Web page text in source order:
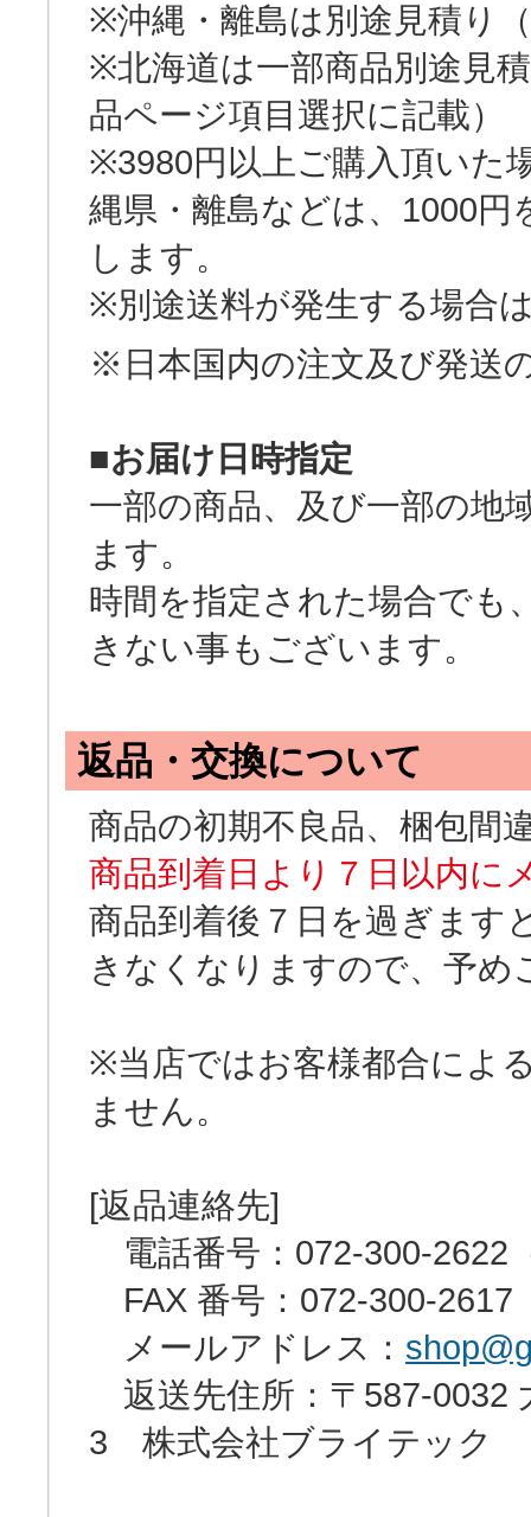
※沖縄・離島は別途見積り
※北海道は一部商品別途見
品ページ項目選択に記載）
※3980円以上ご購入頂いた
縄県・離島などは、1000円
します。
※別途送料が発生する場合
※日本国内の注文及び発送
■お届け日時指定
一部の商品、及び一部の地
ます。
時間を指定された場合でも
きない事もございます。
返品・交換について
商品の初期不良品、梱包間
商品到着日より７日以内に
商品到着後７日を過ぎます
きなくなりますので、予め
※当店ではお客様都合によ
ません。
[返品連絡先]
電話番号：072-300-2622
FAX 番号：072-300-2617
メールアドレス：
返送先住所：〒587-0032
3 株式会社ブライテック